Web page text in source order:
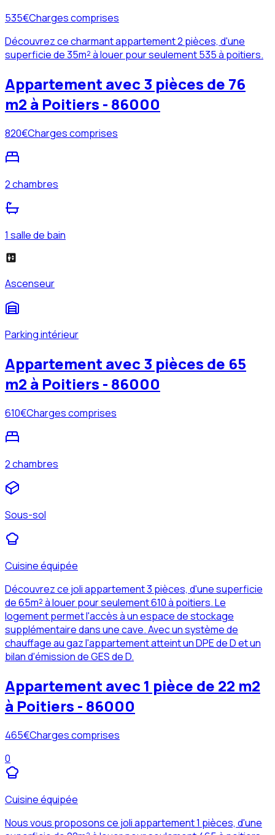
535€Charges comprises
Découvrez ce charmant appartement 2 pièces, d'une
superficie de 35m² à louer pour seulement 535 à poitiers.
Appartement avec 3 pièces de 76
m2 à Poitiers - 86000
820€Charges comprises
2 chambres
1 salle de bain
Ascenseur
Parking intérieur
Appartement avec 3 pièces de 65
m2 à Poitiers - 86000
610€Charges comprises
2 chambres
Sous-sol
Cuisine équipée
Découvrez ce joli appartement 3 pièces, d'une superficie
de 65m² à louer pour seulement 610 à poitiers. Le
logement permet l'accès à un espace de stockage
supplémentaire dans une cave. Avec un système de
chauffage au gaz l'appartement atteint un DPE de D et un
bilan d'émission de GES de D.
Appartement avec 1 pièce de 22 m2
à Poitiers - 86000
465€Charges comprises
0
Cuisine équipée
Nous vous proposons ce joli appartement 1 pièces, d'une